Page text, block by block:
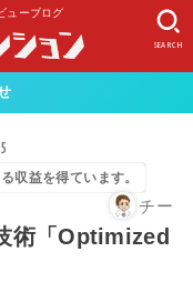
ューブログ
SEARCH
収益を得ています。
チー
術「Optimized